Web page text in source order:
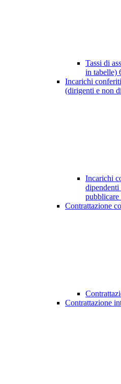
Tassi di
in tabelle)
Incarichi
(dirigenti e non
Incarichi
Contrattazione
Contrattazione